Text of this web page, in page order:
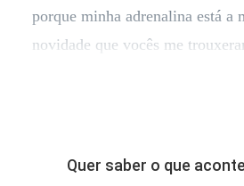
porque minha adrenalina está a
novidade que vocês me
Quer saber o que